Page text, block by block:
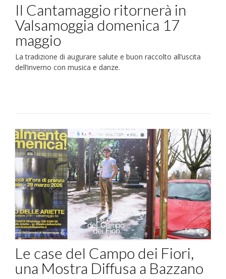
Il Cantamaggio ritornerà in
Valsamoggia domenica 17
maggio
La tradizione di augurare salute e buon raccolto all’uscita
dell’inverno con musica e danze.
Le case del Campo dei Fiori,
una Mostra Diffusa a Bazzano